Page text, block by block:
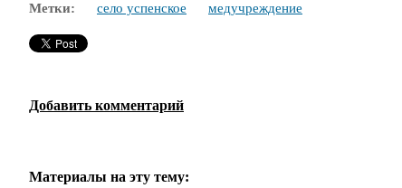
Метки: село успенское медучреждение
Добавить комментарий
Материалы на эту тему: